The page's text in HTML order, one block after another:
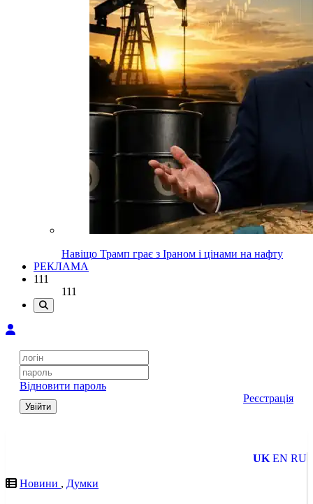
Навіщо Трамп грає з Іраном і цінами на нафту
РЕКЛАМА
111
111
Відновити пароль
Увійти
Реєстрація
UK EN RU
Новини , Думки